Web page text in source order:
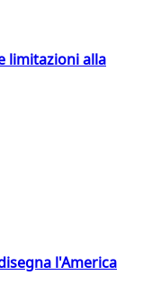
limitazioni alla
l'America